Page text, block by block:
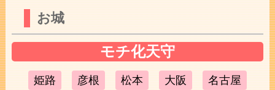
お城
モチ化天守
姫路 彦根 松本 大阪 名古屋